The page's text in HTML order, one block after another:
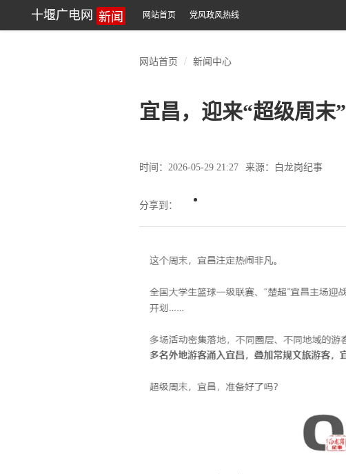
十堰广电网 新闻 网站首页 党风政风热线
网站首页 新闻中心
宜昌，迎来“超级周末”
时间：2026-05-29 21:27 来源：白龙岗纪事
分享到：